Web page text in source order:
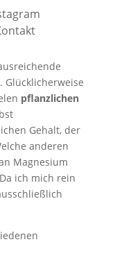
Glücklicherweise
pflanzlichen
Gehalt, der
anderen
Magnesium
ich mich rein